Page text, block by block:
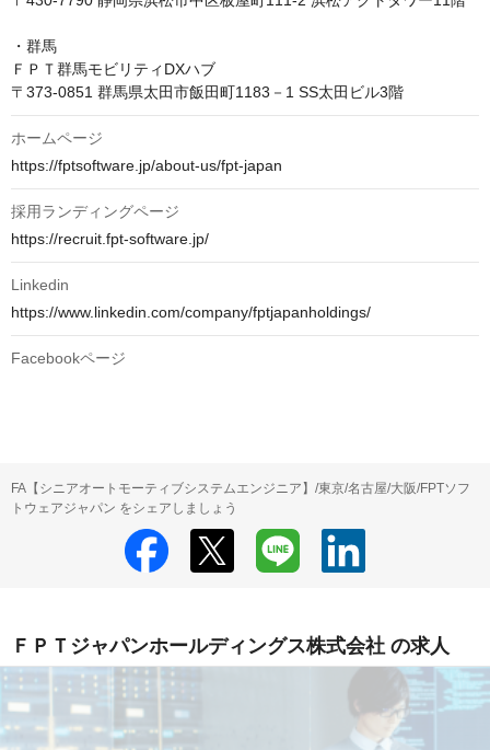
・群馬
ＦＰＴ群馬モビリティDXハブ
ホームページ
https://fptsoftware.jp/about-us/fpt-japan
採用ランディングページ
https://recruit.fpt-software.jp/
Linkedin
https://www.linkedin.com/company/fptjapanholdings/
Facebookページ
FA【シニアオートモーティブシステムエンジニア】/東京/名古屋/大阪/FPTソフ
トウェアジャパン をシェアしましょう
ＦＰＴジャパンホールディングス株式会社 の求人